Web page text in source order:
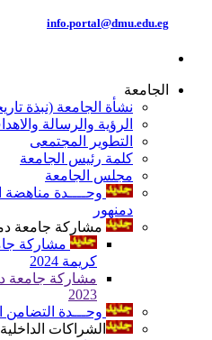
info.portal@dmu.edu.eg
الجامعة
نشأة الجامعة (نبذة
الرؤية والرسالة
التطوير المجتمعى
كلمة رئيس الجامعة
مجلس الجامعة
وحــــدة مناهضة
دمنهور
مشاركة جامعة
مشاركة
كريمة 2024
مشاركة جامعة
2023
وحـــدة التضامن
الشراكات